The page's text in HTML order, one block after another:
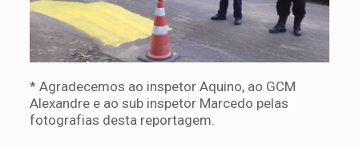
* Agradecemos ao inspetor Aquino, ao GCM
Alexandre e ao sub inspetor Marcedo pelas
fotografias desta reportagem.